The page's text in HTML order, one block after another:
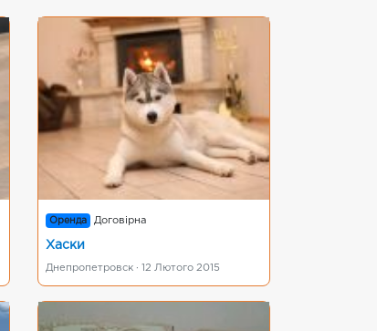
Оренда Договірна
Хаски
Днепропетровск · 12 Лютого 2015